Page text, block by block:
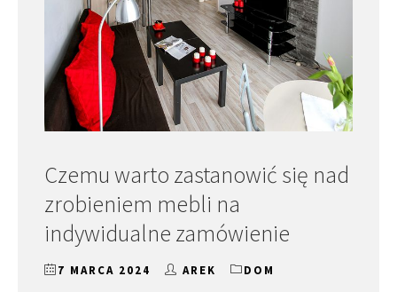
Czemu warto zastanowić się nad
zrobieniem mebli na
indywidualne zamówienie
7 MARCA 2024 AREK DOM